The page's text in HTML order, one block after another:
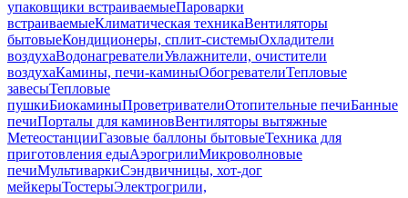
упаковщики встраиваемыеПароварки
встраиваемыеКлиматическая техникаВентиляторы
бытовыеКондиционеры, сплит-системыОхладители
воздухаВодонагревателиУвлажнители, очистители
воздухаКамины, печи-каминыОбогревателиТепловые
завесыТепловые
пушкиБиокаминыПроветривателиОтопительные печиБанные
печиПорталы для каминовВентиляторы вытяжные
МетеостанцииГазовые баллоны бытовыеТехника для
приготовления едыАэрогрилиМикроволновые
печиМультиваркиСэндвичницы, хот-дог
мейкерыТостерыЭлектрогрили,